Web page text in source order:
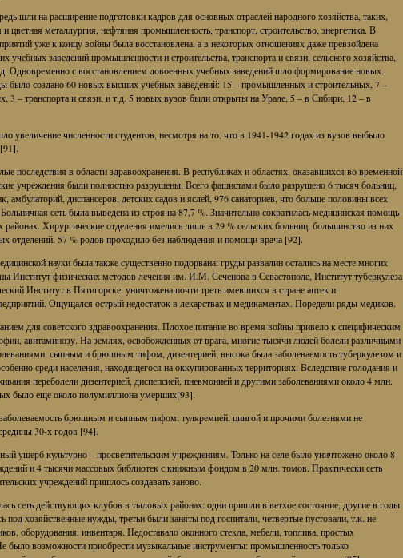
шли на расширение подготовки кадров для основных отраслей народного хозяйства, таких,
цветная металлургия, нефтяная промышленность, транспорт, строительство, энергетика. В
уже к концу войны была восстановлена, а в некоторых отношениях даже превзойдена
учебных заведений промышленности и строительства, транспорта и связи, сельского хозяйства,
Одновременно с восстановлением довоенных учебных заведений шло формирование новых.
было создано 60 новых высших учебных заведений: 15 – промышленных и строительных, 7 –
3 – транспорта и связи, и т.д. 5 новых вузов были открыты на Урале, 5 – в Сибири, 12 – в
увеличение численности студентов, несмотря на то, что в 1941-1942 годах из вузов выбыло
последствия в области здравоохранения. В республиках и областях, оказавшихся во временной
учреждения были полностью разрушены. Всего фашистами было разрушено 6 тысяч больниц,
амбулаторий, диспансеров, детских садов и яслей, 976 санаториев, что больше половины всех
сеть была выведена из строя на 87,7 %. Значительно сократилась медицинская помощь
Хирургические отделения имелись лишь в 29 % сельских больниц, большинство из них
отделений. 57 % родов проходило без наблюдения и помощи врача [92].
науки была также существенно подорвана: груды развалин остались на месте многих
физических методов лечения им. И.М. Сеченова в Севастополе, Институт туберкулеза
Институт в Пятигорске: уничтожена почти треть имевшихся в стране аптек и
Ощущался острый недостаток в лекарствах и медикаментах. Поредели ряды медиков.
для советского здравоохранения. Плохое питание во время войны привело к специфическим
авитаминозу. На землях, освобожденных от врага, многие тысячи людей болели различными
сыпным и брюшным тифом, дизентерией; высока была заболеваемость туберкулезом и
среди населения, находящегося на оккупированных территориях. Вследствие голодания и
переболели дизентерией, диспепсией, пневмонией и другими заболеваниями около 4 млн.
было еще около полумиллиона умерших[93].
брюшным и сыпным тифом, туляремией, цингой и прочими болезнями не
30-х годов [94].
ущерб культурно – просветительским учреждениям. Только на селе было уничтожено около 8
и 4 тысячи массовых библиотек с книжным фондом в 20 млн. томов. Практически сеть
учреждений пришлось создавать заново.
сеть действующих клубов в тыловых районах: одни пришли в ветхое состояние, другие в годы
под хозяйственные нужды, третьи были заняты под госпитали, четвертые пустовали, т.к. не
оборудования, инвентаря. Недоставало оконного стекла, мебели, топлива, простых
было возможности приобрести музыкальные инструменты: промышленность только